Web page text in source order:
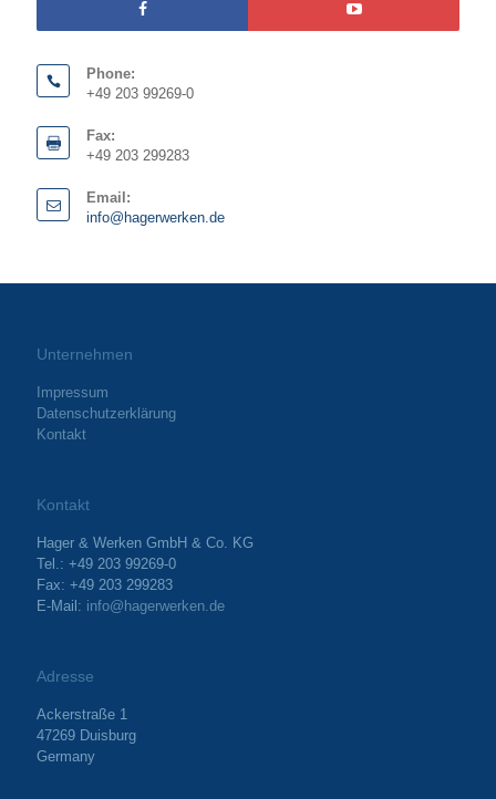
Phone:
+49 203 99269-0
Fax:
+49 203 299283
Email:
info@hagerwerken.de
Unternehmen
Impressum
Datenschutzerklärung
Kontakt
Kontakt
Hager & Werken GmbH & Co. KG
Tel.: +49 203 99269-0
Fax: +49 203 299283
E-Mail: info@hagerwerken.de
Adresse
Ackerstraße 1
47269 Duisburg
Germany